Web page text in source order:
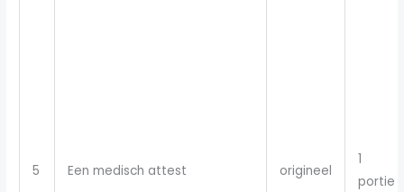
5 Een medisch attest origineel
1
portie